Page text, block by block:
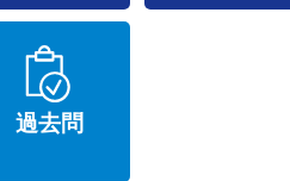
過去問